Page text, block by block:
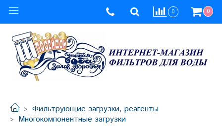
0 0
Фильтрующие загрузки, реагенты
Многокомпонентные загрузки